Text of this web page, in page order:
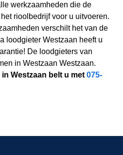
werkzaamheden die de
rioolbedrijf voor u uitvoeren.
verschilt het van de
loodgieter Westzaan heeft u
De loodgieters van
in Westzaan Westzaan.
Westzaan belt u met075-